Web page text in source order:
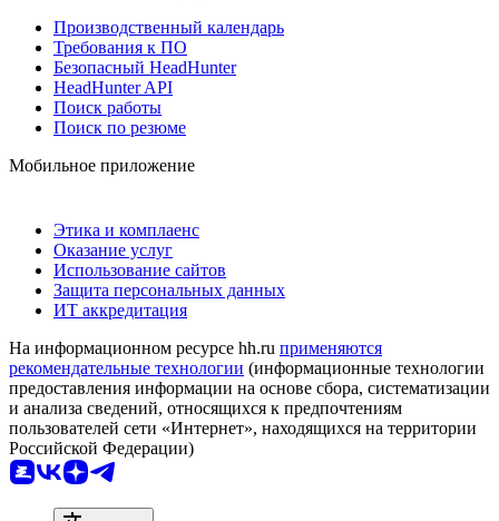
Производственный календарь
Требования к ПО
Безопасный HeadHunter
HeadHunter API
Поиск работы
Поиск по резюме
Мобильное приложение
Этика и комплаенс
Оказание услуг
Использование сайтов
Защита персональных данных
ИТ аккредитация
На информационном ресурсе hh.ru применяются
рекомендательные технологии (информационные технологии
предоставления информации на основе сбора, систематизации
и анализа сведений, относящихся к предпочтениям
пользователей сети «Интернет», находящихся на территории
Российской Федерации)